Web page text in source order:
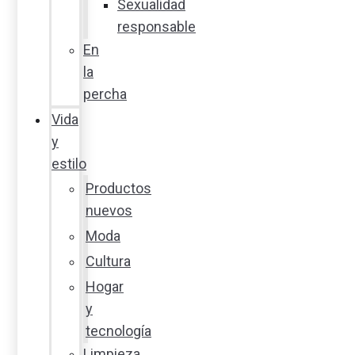
Sexualidad
responsable
En
la
percha
Vida
y
estilo
Productos
nuevos
Moda
Cultura
Hogar
y
tecnología